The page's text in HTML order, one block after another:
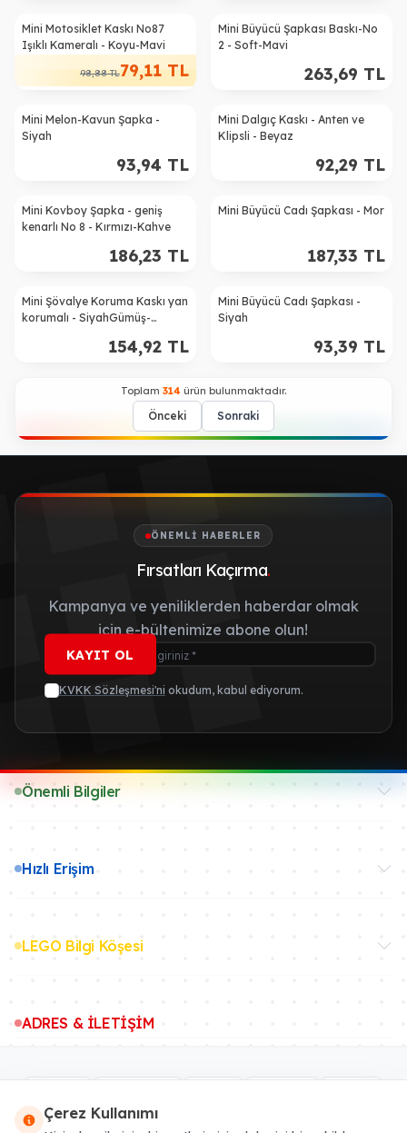
%20
Mini Motosiklet Kaskı No87
Işıklı Kameralı - Koyu-Mavi
98,88TL79,11 TL
Mini Büyücü Şapkası Baskı-No
2 - Soft-Mavi
263,69 TL
Mini Melon-Kavun Şapka -
Siyah
93,94 TL
Mini Dalgıç Kaskı - Anten ve
Klipsli - Beyaz
92,29 TL
Mini Kovboy Şapka - geniş
kenarlı No 8 - Kırmızı-Kahve
186,23 TL
Mini Büyücü Cadı Şapkası - Mor
187,33 TL
Mini Şövalye Koruma Kaskı yan
korumalı - SiyahGümüş-
154,92 TL
Mini Büyücü Cadı Şapkası -
Siyah
93,39 TL
Toplam 314 ürün bulunmaktadır.
Önceki Sonraki
ÖNEMLI HABERLER
Fırsatları Kaçırma.
Kampanya ve yeniliklerden haberdar olmak
için e-bültenimize abone olun!
KAYIT OL
KVKK Sözleşmesi'ni okudum, kabul ediyorum.
Önemli Bilgiler
Hızlı Erişim
LEGO Bilgi Köşesi
ADRES & İLETİŞİM
Çerez Kullanımı